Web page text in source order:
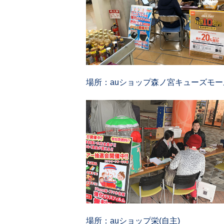
場所：auショップ森ノ宮キューズモ
場所：auショップ栄(自主)